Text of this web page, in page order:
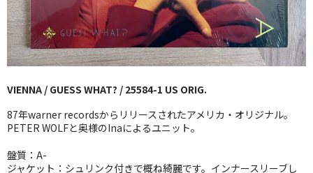
全商品
JAZZ-US
BLUE NOTE
JAZZ-EU
JAZZ-JP
JAZZ-VOCAL
VIENNA / GUESS WHAT? / 25584-1 US ORIG.
87年warner recordsからリリースされたアメリカ・オリジナル。
PETER WOLFと奥様のInaによるユニット。
盤質：A-
ジャケット：シュリンク付きで概ね綺麗です。インナースリーブし